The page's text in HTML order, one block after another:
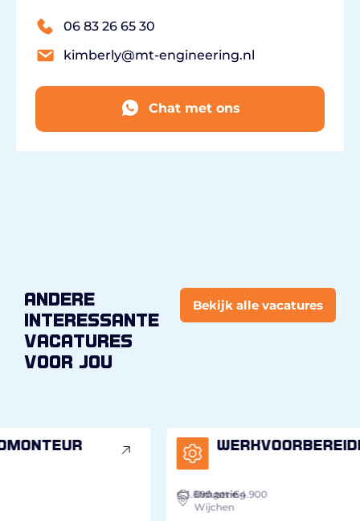
06 83 26 65 30
kimberly@mt-engineering.nl
Chat met ons
andere
interessante
vacatures
voor jou
Bekijk alle vacatures
Werkvoorbereider